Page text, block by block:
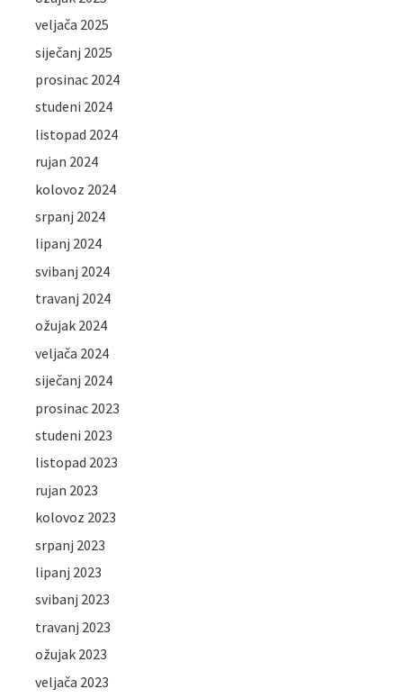
veljača 2025
siječanj 2025
prosinac 2024
studeni 2024
listopad 2024
rujan 2024
kolovoz 2024
srpanj 2024
lipanj 2024
svibanj 2024
travanj 2024
ožujak 2024
veljača 2024
siječanj 2024
prosinac 2023
studeni 2023
listopad 2023
rujan 2023
kolovoz 2023
srpanj 2023
lipanj 2023
svibanj 2023
travanj 2023
ožujak 2023
veljača 2023